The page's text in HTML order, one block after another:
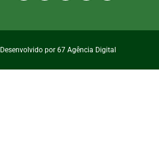
Desenvolvido por 67 Agência Digital